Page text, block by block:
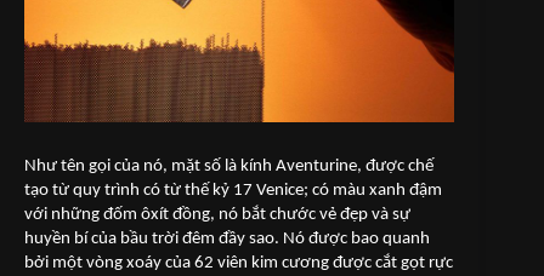
Như tên gọi của nó, mặt số là kính Aventurine, được chế
tạo từ quy trình có từ thế kỷ 17 Venice; có màu xanh đậm
với những đốm ôxít đồng, nó bắt chước vẻ đẹp và sự
huyền bí của bầu trời đêm đầy sao. Nó được bao quanh
bởi một vòng xoáy của 62 viên kim cương được cắt gọt rực